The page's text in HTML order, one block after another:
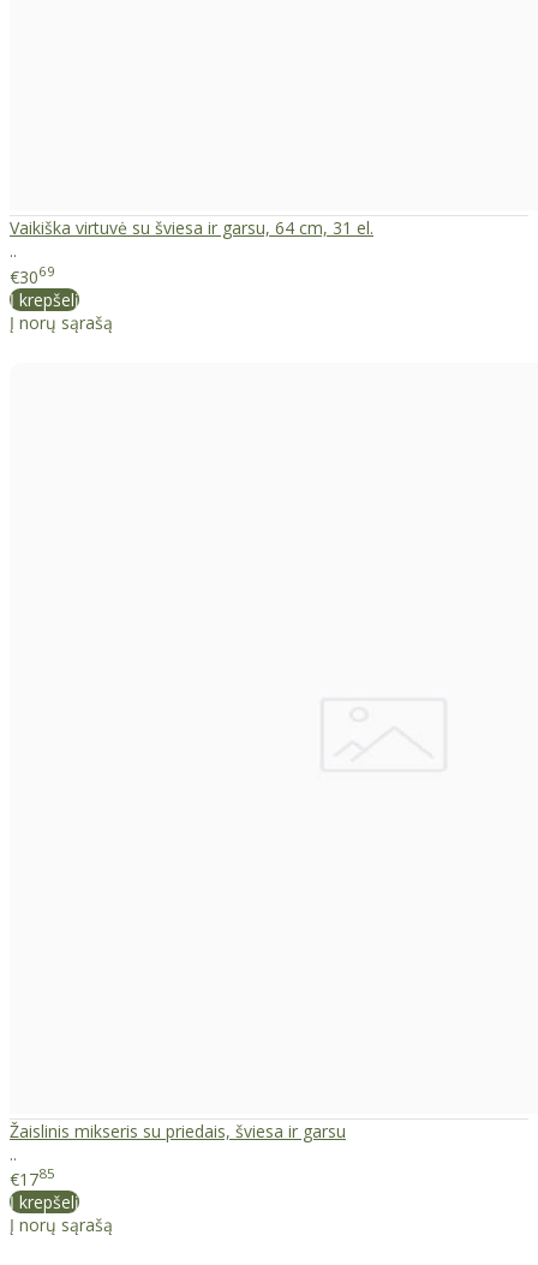
Vaikiška virtuvė su šviesa ir garsu, 64 cm, 31 el.
..
€3069
Į krepšelį
Į norų sąrašą
Žaislinis mikseris su priedais, šviesa ir garsu
..
€1785
Į krepšelį
Į norų sąrašą